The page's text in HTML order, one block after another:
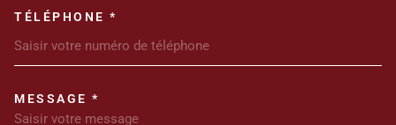
TÉLÉPHONE *
TRAD_MELTEM_VOREDEMANDE
MESSAGE *